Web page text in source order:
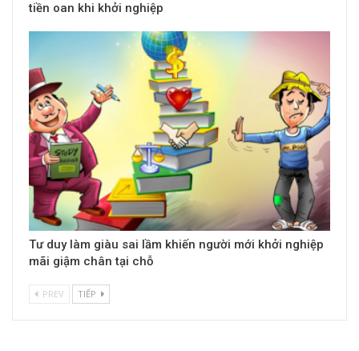
tiền oan khi khởi nghiệp
Tư duy làm giàu sai lầm khiến người mới khởi nghiệp
mãi giậm chân tại chỗ
PREV TIẾP